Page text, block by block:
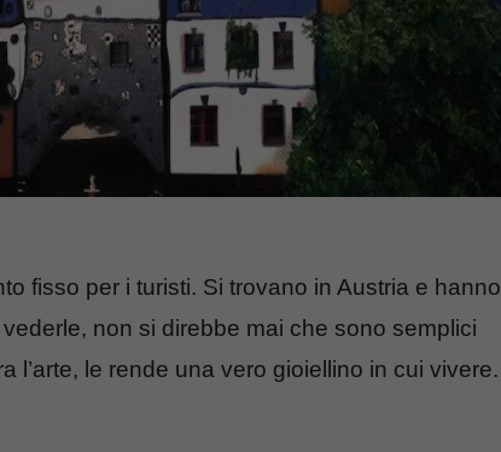
fisso per i turisti. Si trovano in Austria e hanno
non si direbbe mai che sono semplici
l’arte, le rende una vero gioiellino in cui vivere.